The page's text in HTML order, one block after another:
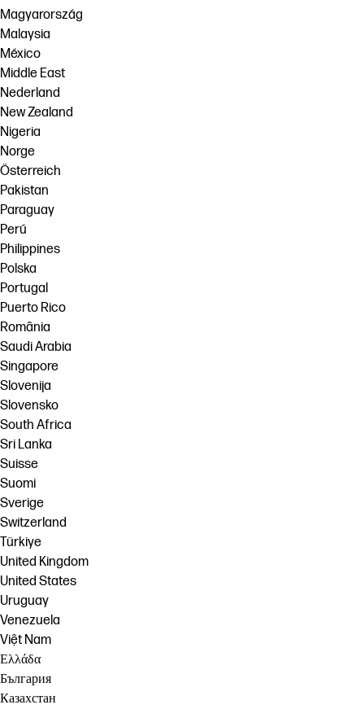
Magyarország
Malaysia
México
Middle East
Nederland
New Zealand
Nigeria
Norge
Österreich
Pakistan
Paraguay
Perú
Philippines
Polska
Portugal
Puerto Rico
România
Saudi Arabia
Singapore
Slovenija
Slovensko
South Africa
Sri Lanka
Suisse
Suomi
Sverige
Switzerland
Türkiye
United Kingdom
United States
Uruguay
Venezuela
Việt Nam
Ελλάδα
България
Казахстан